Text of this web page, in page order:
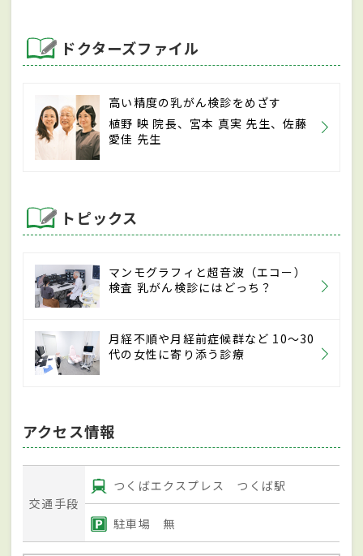
ドクターズファイル
高い精度の乳がん検診をめざす
植野 映 院長、宮本 真実 先生、佐藤
愛佳 先生
トピックス
マンモグラフィと超音波（エコー）
検査 乳がん検診にはどっち？
月経不順や月経前症候群など 10～30
代の女性に寄り添う診療
アクセス情報
交通手段
つくばエクスプレス つくば駅
駐車場 無